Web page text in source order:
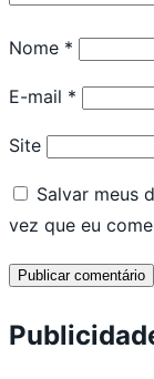
Nome *
E-mail *
Site
Salvar meus
vez que eu